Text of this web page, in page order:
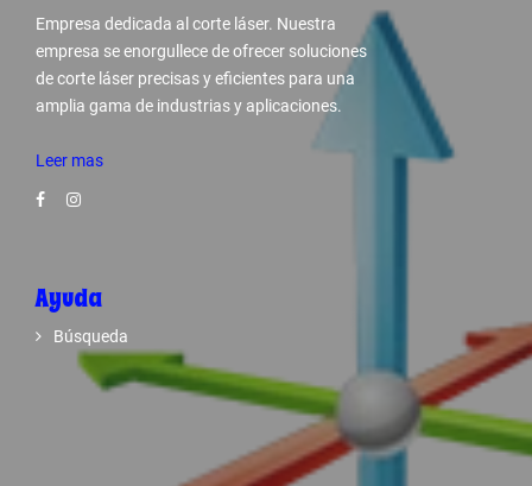
Empresa dedicada al corte láser. Nuestra
empresa se enorgullece de ofrecer soluciones
de corte láser precisas y eficientes para una
amplia gama de industrias y aplicaciones.
Leer mas
Ayuda
Búsqueda